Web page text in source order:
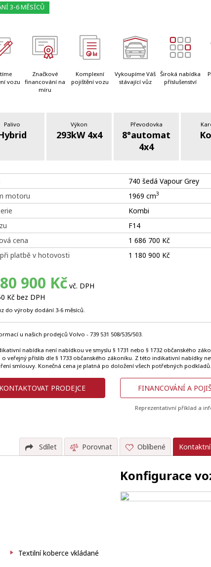
3-6 MĚSÍCŮ
vozu
Značkové
financování na
míru
Komplexní
pojištění vozu
Vykoupíme Váš
stávající vůz
Široká nabídka
příslušenství
Palivo Výkon
293kW 4x4
Převodovka
8°automat
4x4
740 šedá Vapour Grey
motoru
1969 cm3
Kombi
F14
cena
1 686 700 Kč
platbě v hotovosti
1 180 900 Kč
900 Kč vč. DPH
Kč bez DPH
do výroby dodání 3-6 měsíců.
u našich prodejců Volvo - 739 531 508/535/503.
nabídka není nabídkou ve smyslu § 1731 nebo § 1732 občanského
o veřejný příslib dle § 1733 občanského zákoníku. Z této indikativní nabídky
smlouvy. Konečná cena je platná po doložení všech potřebných podkladů.
KONTAKTOVAT PRODEJCE FINANCOVÁNÍ A
Reprezentativní příklad a
Oblíbené
Porovnat
Sdílet
Konfigurace
Textilní koberce vkládané